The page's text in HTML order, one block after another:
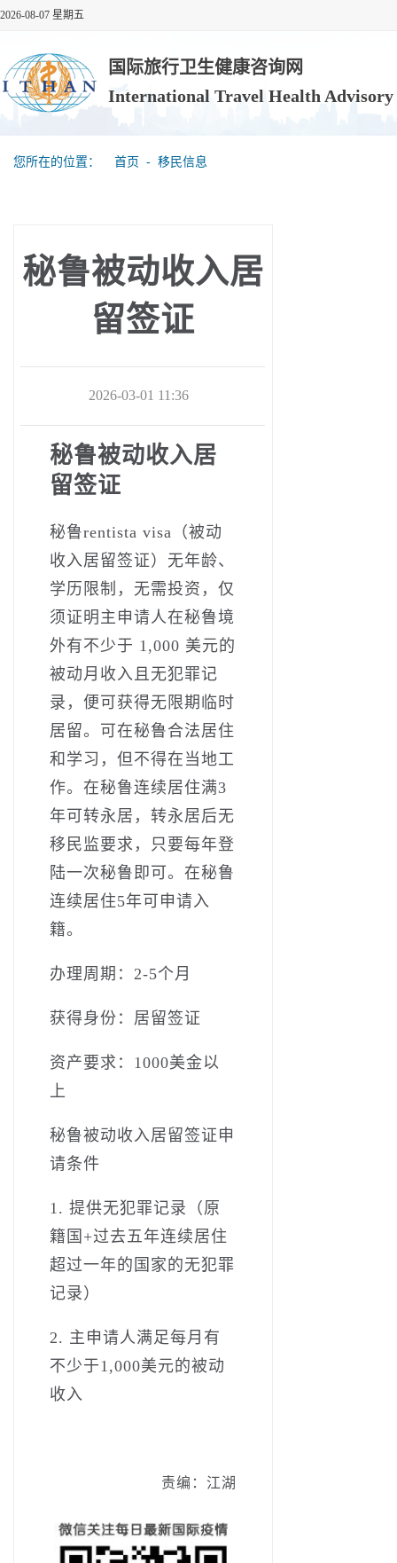
2026-08-07 星期五
国际旅行卫生健康咨询网
International Travel Health
您所在的位置： 首页 ‐ 移民信息
秘鲁被动收入居
留签证
2026-03-01 11:36
秘鲁被动收入居
留签证
秘鲁rentista visa（被动
收入居留签证）无年龄、
学历限制，无需投资，仅
须证明主申请人在秘鲁境
外有不少于 1,000 美元的
被动月收入且无犯罪记
录，便可获得无限期临时
居留。可在秘鲁合法居住
和学习，但不得在当地工
作。在秘鲁连续居住满3
年可转永居，转永居后无
移民监要求，只要每年登
陆一次秘鲁即可。在秘鲁
连续居住5年可申请入
籍。
办理周期：2-5个月
获得身份：居留签证
资产要求：1000美金以
上
秘鲁被动收入居留签证申
请条件
1. 提供无犯罪记录（原
籍国+过去五年连续居住
超过一年的国家的无犯罪
记录）
2. 主申请人满足每月有
不少于1,000美元的被动
收入
责编：江湖